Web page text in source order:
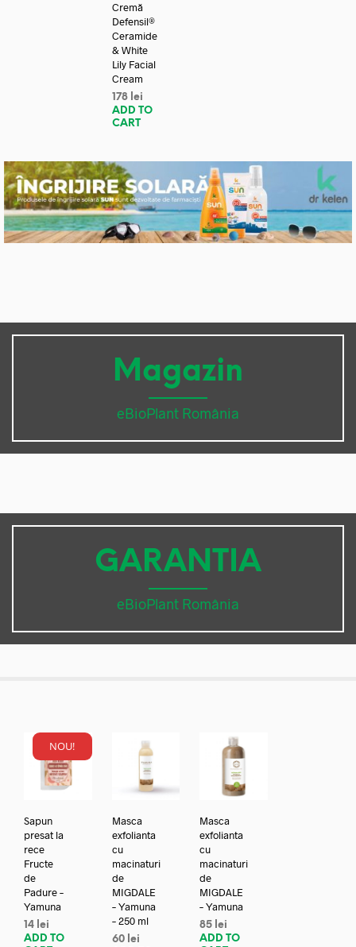
Cremă
Defensil®
Ceramide
& White
Lily Facial
Cream
178 lei
ADD TO
CART
Magazin
eBioPlant România
GARANTIA
eBioPlant România
NOU!
Sapun
presat la
rece
Fructe
de
Padure –
Yamuna
14 lei
ADD TO
Masca
exfolianta
cu
macinaturi
de
MIGDALE
– Yamuna
– 250 ml
60 lei
Masca
exfolianta
cu
macinaturi
de
MIGDALE
– Yamuna
85 lei
ADD TO